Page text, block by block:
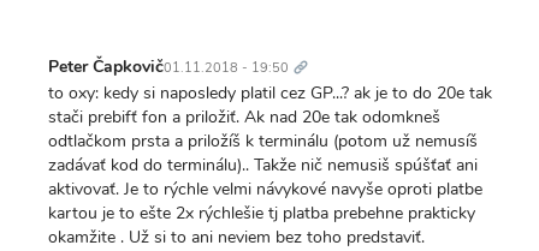
Peter Čapkovič01.11.2018 - 19:50 odkaz
to oxy: kedy si naposledy platil cez GP...? ak je to do 20e tak
stači prebifť fon a priložiť. Ak nad 20e tak odomkneš
odtlačkom prsta a priložíš k terminálu (potom už nemusíš
zadávať kod do terminálu).. Takže nič nemusiš spúšťať ani
aktivovať. Je to rýchle velmi návykové navyše oproti platbe
kartou je to ešte 2x rýchlešie tj platba prebehne prakticky
okamžite . Už si to ani neviem bez toho predstaviť.